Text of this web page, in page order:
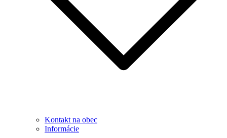
Kontakt na obec
Informácie